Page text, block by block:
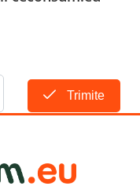
Trimite